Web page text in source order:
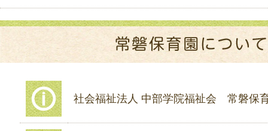
社会福祉法人 中部学院福祉会 常磐保